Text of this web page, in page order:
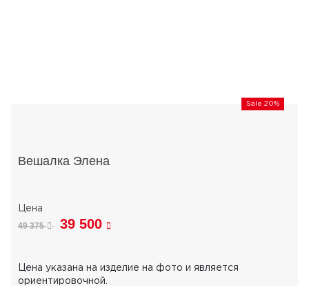
Sale 20%
Вешалка Элена
49 375 39 500
Цена указана на изделие на фото и является
ориентировочной.